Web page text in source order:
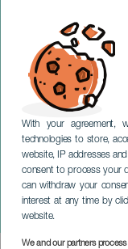
With your agreement,
technologies to store,
website, IP addresses
consent to process your
can withdraw your
interest at any time by
website.
We and our partners
Noche
LA GOMERA